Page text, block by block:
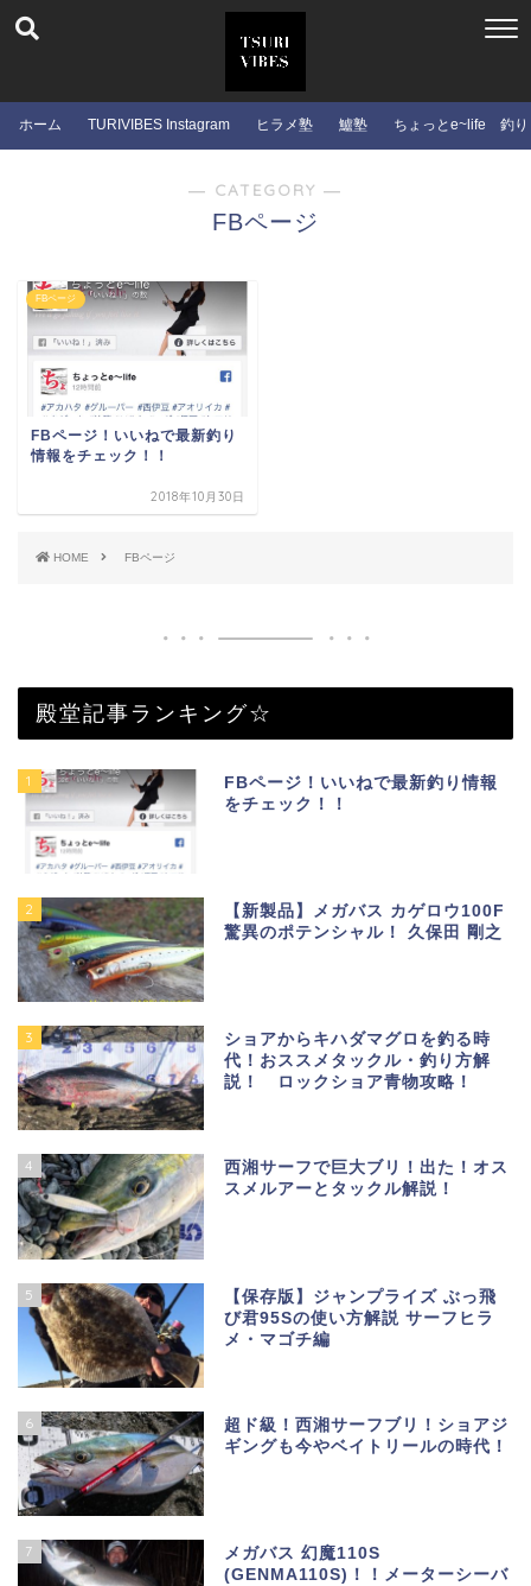
ホーム TURIVIBES Instagram ヒラメ塾 鱸塾 ちょっとe~life 釣り
― CATEGORY ―
FBページ
FBページ
FBページ！いいねで最新釣り
情報をチェック！！
2018年10月30日
HOME FBページ
殿堂記事ランキング☆
1
FBページ！いいねで最新釣り情報
をチェック！！
2
【新製品】メガバス カゲロウ100F
驚異のポテンシャル！ 久保田 剛之
3
ショアからキハダマグロを釣る時
代！おススメタックル・釣り方解
説！ ロックショア青物攻略！
4
西湘サーフで巨大ブリ！出た！オス
スメルアーとタックル解説！
5
【保存版】ジャンプライズ ぶっ飛
び君95Sの使い方解説 サーフヒラ
メ・マゴチ編
6
超ド級！西湘サーフブリ！ショアジ
ギングも今やベイトリールの時代！
7
メガバス 幻魔110S
(GENMA110S)！！メーターシーバ